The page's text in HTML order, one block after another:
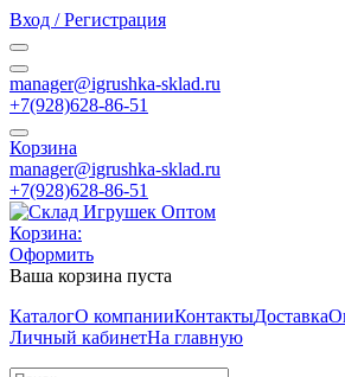
Вход / Регистрация
manager@igrushka-sklad.ru
+7(928)628-86-51
Корзина
manager@igrushka-sklad.ru
+7(928)628-86-51
Корзина:
Оформить
Ваша корзина пуста
КаталогО компанииКонтактыДоставка
Личный кабинетНа главную